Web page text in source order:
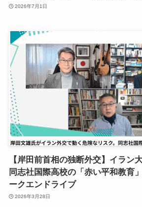
2026年7月1日
【岸田前首相の独断外交】イラン
同志社国際高校の「赤い平和教育
ークエンドライブ
2026年3月28日